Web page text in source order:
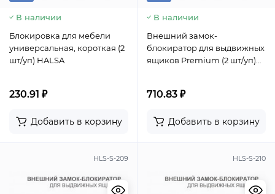
В наличии
Блокировка для мебели
универсальная, короткая (2
шт/уп) HALSA
230.91 ₽
Добавить в корзину
В наличии
Внешний замок-
блокиратор для выдвижных
ящиков Premium (2 шт/уп)
710.83 ₽
Добавить в корзину
HLS-S-209 HLS-S-210